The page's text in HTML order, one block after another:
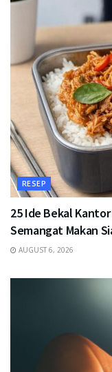
RESEP
25 Ide Bekal
Semangat Makan
AUGUST 6, 2026